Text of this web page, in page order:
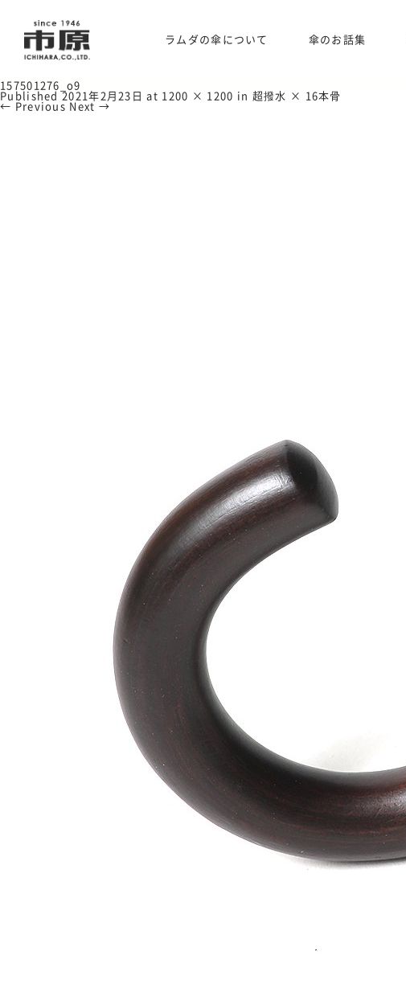
ラムダの傘について 傘のお話集
157501276_o9
Published 2021年2月23日 at 1200 × 1200 in 超撥水 × 16本骨
← Previous Next →